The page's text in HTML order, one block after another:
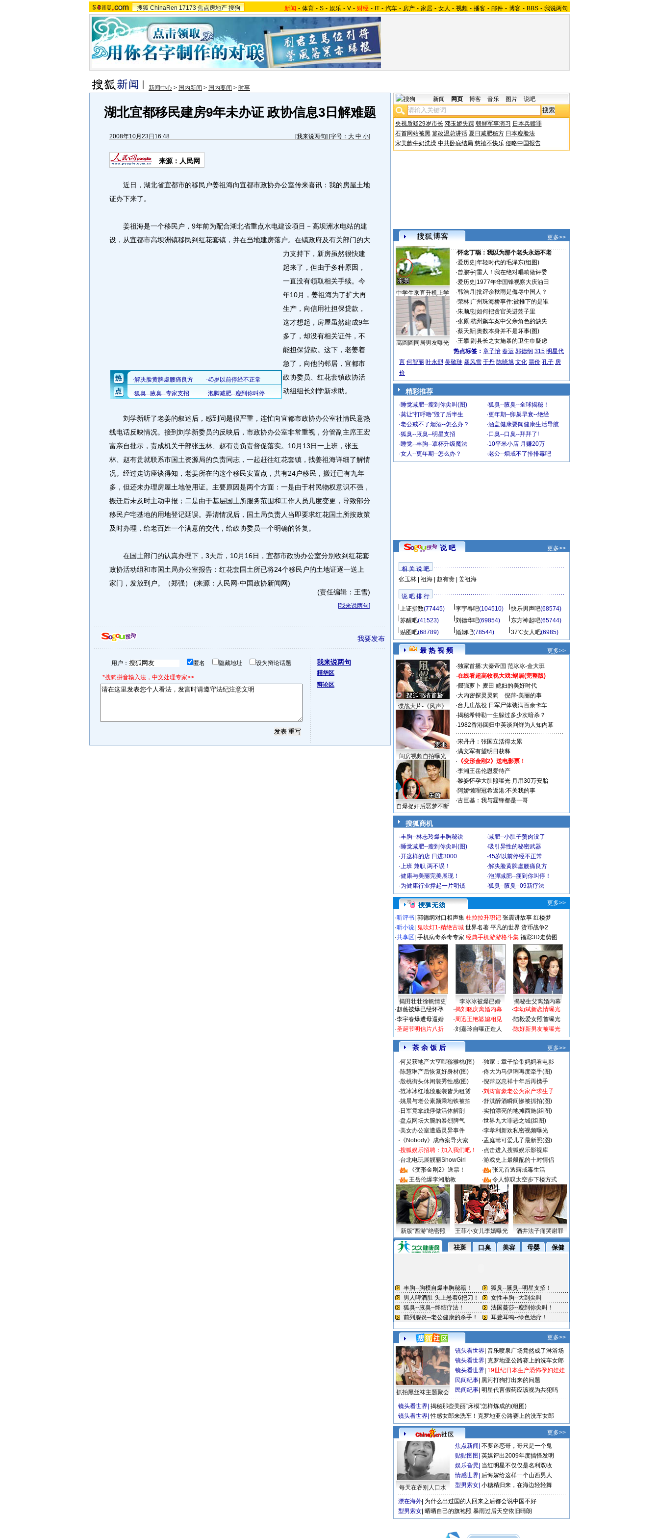
搜狐 ChinaRen 17173 焦点房地产 搜狗 新闻 - 体育 - S - 娱乐 - V - 财经 - IT - 汽车 - 房产 - 家居 - 女人 - 视频 - 播客 - 邮件 - 博客 - BBS - 我说两句
新闻中心 > 国内新闻 > 国内要闻 > 时事
湖北宜都移民建房9年未办证 政协信息3日解难题
2008年10月23日16:48 [我来说两句] [字号： 大 中 小]
来源：人民网
近日，湖北省宜都市的移民户姜祖海向宜都市政协办公室传来喜讯：我的房屋土地
证办下来了。
姜祖海是一个移民户，9年前为配合湖北省重点水电建设项目－高坝洲水电站的建
设，从宜都市高坝洲镇移民到红花套镇，并在当地建房落户。 在镇政府及有关部门的大
力支持下，新房虽然很快建
起来了，但由于多种原因，
一直没有领取相关手续。今
年10月，姜祖海为了扩大再
生产，向信用社担保贷款，
这才想起，房屋虽然建成9年
多了，却没有相关证件，不
能担保贷款。这下，老姜着
急了，向他的邻居，宜都市
政协委员、红花套镇政协活
动组组长刘学新求助。
刘学新听了老姜的叙述后，感到问题很严重，连忙向宜都市政协办公室社情民意热
线电话反映情况。接到刘学新委员的反映后，市政协办公室非常重视，分管副主席王宏
富亲自批示，责成机关干部张玉林、赵有贵负责督促落实。10月13日一上班，张玉
林、赵有贵就联系市国土资源局的负责同志，一起赶往红花套镇，找姜祖海详细了解情
况。经过走访座谈得知，老姜所在的这个移民安置点，共有24户移民，搬迁已有九年
多，但还未办理房屋土地使用证。主要原因是两个方面：一是由于村民物权意识不强，
搬迁后未及时主动申报；二是由于基层国土所服务范围和工作人员几度变更，导致部分
移民户宅基地的用地登记延误。弄清情况后，国土局负责人当即要求红花国土所按政策
及时办理，给老百姓一个满意的交代，给政协委员一个明确的答复。
在国土部门的认真办理下，3天后，10月16日，宜都市政协办公室分别收到红花套
政协活动组和市国土局办公室报告：红花套国土所已将24个移民户的土地证逐一送上
家门，发放到户。（郑强） (来源：人民网-中国政协新闻网)
(责任编辑：王雪)
[我来说两句]
我要发布
用户： 匿名 隐藏地址 设为辩论话题
*搜狗拼音输入法，中文处理专家>>
我来说两句
精华区
辩论区
新闻 网页 博客 音乐 图片 说吧
央视质疑29岁市长 邓玉娇失踪 朝鲜军事演习 日本兵赎罪
石首网站被黑 篡改温总讲话 夏日减肥秘方 日本瘦脸法
宋美龄牛奶洗澡 中共卧底结局 慈禧不快乐 侵略中国报告
更多>>
中学生乘直升机上学
高圆圆同居男友曝光
·怀念丁聪：我以为那个老头永远不老
·爱历史 年轻时代的毛泽东(组图)
·曾鹏宇| 雷人！我在绝对唱响做评委
·爱历史 1977年华国锋视察大庆油田
·韩浩月 批评余秋雨是侮辱中国人？
·荣林| 广州珠海桥事件:被推下的是谁
·朱顺忠 如何把贪官关进笼子里
·张原| 杭州飙车案中父亲角色的缺失
·蔡天新| 奥数本身并不是坏事(图)
·王攀| 副县长之女施暴的卫生巾疑虑
热点标签： 章子怡 春运 郭德纲 315 明星代
言 何智丽 叶永烈 吴敬琏 暴风雪 于丹 陈晓旭 文化 票价 孔子 房
价
精彩推荐
·睡觉减肥--瘦到你尖叫(图) ·狐臭--腋臭--全球揭秘！
·莫让“打呼噜”毁了后半生 ·更年期--卵巢早衰--绝经
·老公戒不了烟酒--怎么办？ ·涵盖健康要闻健康生活导航
·狐臭--腋臭--明星支招 ·口臭--口臭--拜拜了!
·睡觉--丰胸--罩杯升级魔法 ·10平米小店 月赚20万
·女人--更年期--怎么办？ ·老公--烟戒不了排排毒吧
说 吧 更多>>
相 关 说 吧
张玉林| 祖海| 赵有贵| 姜祖海
说 吧 排 行
上证指数(77445) 李宇春吧(104510) 快乐男声吧(68574)
苏醒吧(41523) 刘德华吧(69854) 东方神起吧(65744)
贴图吧(68789) 婚姻吧(78544) 37℃女人吧(6985)
最 热 视 频 更多>>
谍战大片-《风声》
闺房视频自拍曝光
自爆捉奸后恶梦不断
·独家首播:大秦帝国 范冰冰-金大班
·在线看超高收视大戏:蜗居(完整版)
·倔强萝卜 麦田 媳妇的美好时代
·大内密探灵灵狗
倪萍-美丽的事
·台儿庄战役 日军尸体装满百余卡车
·揭秘希特勒一生躲过多少次暗杀？
·1982香港回归中英谈判鲜为人知内幕
·宋丹丹：张国立活得太累
·满文军有望明日获释
· 《变形金刚2》送电影票！
·李湘王岳伦恩爱待产
·黎姿怀孕大肚照曝光 月用30万安胎
·阿娇懒理冠希返港:不关我的事
·古巨基：我与霆锋都是一哥
搜狐商机
·丰胸--林志玲爆丰胸秘诀 ·减肥--小肚子赘肉没了
·睡觉减肥--瘦到你尖叫(图) ·吸引异性的秘密武器
·开这样的店 日进3000 ·45岁以前停经不正常
·上班 兼职 两不误！ ·解决脸黄脾虚腰痛良方
·健康与美丽完美展现！ ·泡脚减肥--瘦到你叫停！
·为健康行业撑起一片明镜 ·狐臭--腋臭--09新疗法
更多>>
·听评书 郭德纲对口相声集 杜拉拉升职记 张震讲故事 红楼梦
·听小说 鬼吹灯1-精绝古城 世界名著 平凡的世界 货币战争2
·共享区 手机病毒杀毒专家 经典手机游游格斗集 福彩3D走势图
揭田壮壮徐帆情史 李冰冰被爆已婚
揭秘生父离婚内幕
·赵薇被爆已经怀孕
·李宇春爆遭母逼婚
·圣诞节明信片八折
·揭刘晓庆离婚内幕
·周迅王艳婆媳相见
·刘嘉玲自曝正造人
·李幼斌新恋情曝光
·陆毅爱女照首曝光
·陈好新男友被曝光
茶 余 饭 后
更多>>
·何炅获地产大亨喂猕猴桃(图) ·独家：章子怡带妈妈看电影
·陈慧琳产后恢复好身材(图) ·佟大为马伊琍再度牵手(图)
·殷桃街头休闲装秀性感(图) ·倪萍赵忠祥十年后再携手
·范冰冰红地毯服装皆为租赁 ·刘涛富豪老公为家产求生子
·姚晨与老公素颜乘地铁被拍 ·舒淇醉酒瞬间惨被抓拍(图)
· 日军竟拿战俘做活体解剖 ·实拍漂亮的地摊西施(组图)
·盘点网坛大腕的暴烈脾气 ·世界九大罪恶之城(组图)
·美女办公室遭遇灵异事件 ·李孝利新欢私密视频曝光
· 《Nobody》成命案导火索 ·孟庭苇可爱儿子最新照(图)
·搜狐娱乐招聘：加入我们吧！ ·点击进入搜狐娱乐影视库
·台北电玩展靓丽ShowGirl ·游戏史上最般配的十对情侣
·
《变形金刚2》送票！ ·
张元首透露戒毒生活
·
王岳伦爆李湘胎教 · 令人惊叹太空步下楼方式
新版“西游”绝密照 王菲小女儿李嫣曝光 酒井法子痛哭谢罪
更多>>
抓拍黑丝袜主题聚会
镜头看世界 音乐喷泉广场竟然成了淋浴场
镜头看世界 克罗地亚公路赛上的洗车女郎
镜头看世界 19世纪日本生产恐怖孕妇娃娃
民间纪事 黑河打狗打出来的问题
民间纪事 明星代言假药应该视为共犯吗
镜头看世界 揭秘那些美丽“床模”怎样炼成的(组图)
镜头看世界 性感女郎来洗车！克罗地亚公路赛上的洗车女郎
更多>>
每天在吞别人口水
焦点新闻 不要迷恋哥，哥只是一个鬼
贴贴图图 英媒评出2009年度搞怪发明
娱乐旮旯 当红明星不仅仅是名利双收
情感世界 后悔嫁给这样一个山西男人
型男索女 小糖精归来，在海边轻轻舞
漂在海外 为什么出过国的人回来之后都会说中国不好
型男索女 晒晒自己的旗袍照 暴雨过后天空依旧晴朗